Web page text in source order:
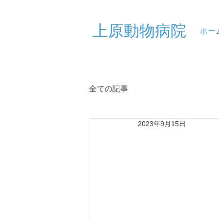
​上原動物病院 ホー
全ての記事
2023年9月15日